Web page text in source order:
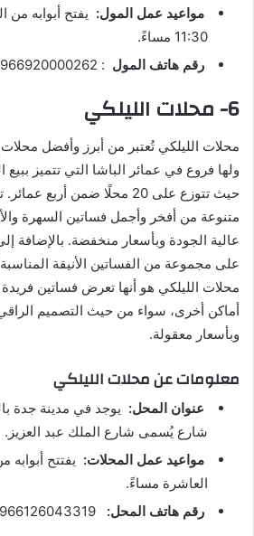
مواعيد عمل المول:
11:30 مساءً.
رقم هاتف المول : 966920000262+.
6- محلات الليلكي
محلات الليلكي تُعتبر من أبرز وأفضل
ولها فروع في عمائر الباشا التي تتميز ببيع
حيث تتوزع على 20 محلًا ضمن
متنوعة من أفخر وأجمل فساتين السهرة
عالية الجودة وبأسعار منخفضة. بالإضافة
على مجموعة من الفساتين الأنيقة
محلات الليلكي هو أنها تعرض فساتين
أماكن أخرى، سواء من حيث التصميم الراقي
وبأسعار معقولة.
معلومات عن محلات الليلكي
عنوان المحل: يوجد في مدينة جدة
شارع يُسمى شارع الملك عبد العزيز.
مواعيد عمل المحلات: يفتتح
العاشرة مساءً.
رقم هاتف المحل: